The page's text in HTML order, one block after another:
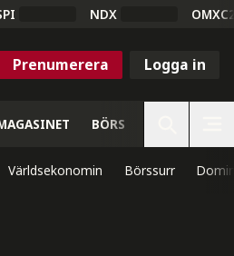
NDX
Prenumerera Logga in
BÖRS
Världsekonomin Börssurr